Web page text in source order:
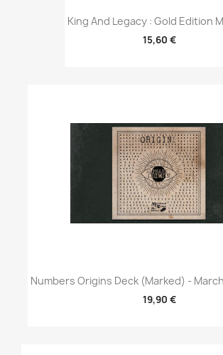
King And Legacy : Gold Edition
15,60 €
Numbers Origins Deck (Marked) -
19,90 €